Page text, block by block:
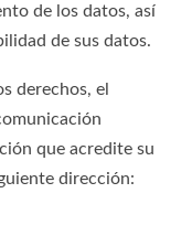
de los datos, así
de sus datos.
derechos, el
que acredite su
dirección: